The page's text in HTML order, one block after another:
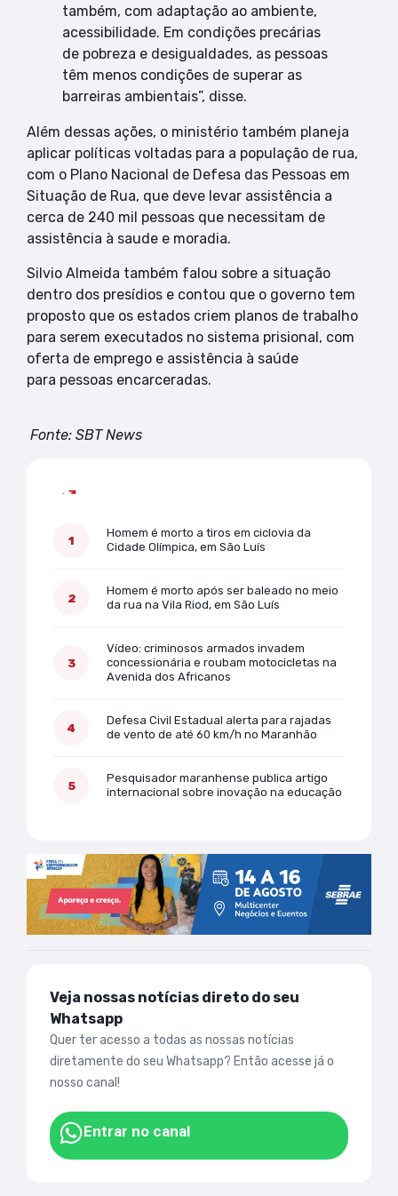
também, com adaptação ao ambiente,
acessibilidade. Em condições precárias
de pobreza e desigualdades, as pessoas
têm menos condições de superar as
barreiras ambientais”, disse.
Além dessas ações, o ministério também planeja
aplicar políticas voltadas para a população de rua,
com o Plano Nacional de Defesa das Pessoas em
Situação de Rua, que deve levar assistência a
cerca de 240 mil pessoas que necessitam de
assistência à saude e moradia.
Silvio Almeida também falou sobre a situação
dentro dos presídios e contou que o governo tem
proposto que os estados criem planos de trabalho
para serem executados no sistema prisional, com
oferta de emprego e assistência à saúde
para pessoas encarceradas.
Fonte: SBT News
Homem é morto a tiros em ciclovia da
Cidade Olímpica, em São Luís
Homem é morto após ser baleado no meio
da rua na Vila Riod, em São Luís
Vídeo: criminosos armados invadem
concessionária e roubam motocicletas na
Avenida dos Africanos
Defesa Civil Estadual alerta para rajadas
de vento de até 60 km/h no Maranhão
Pesquisador maranhense publica artigo
internacional sobre inovação na educação
Veja nossas notícias direto do seu
Whatsapp
Quer ter acesso a todas as nossas notícias
diretamente do seu Whatsapp? Então acesse já o
nosso canal!
Entrar no canal